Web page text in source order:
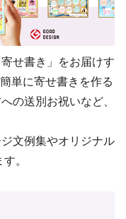
せ書き」をお届けす
単に寄せ書きを作る
の送別お祝いなど、
文例集やオリジナル
。